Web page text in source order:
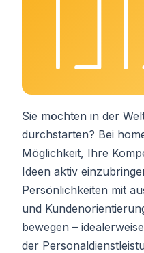
Sie möchten in der
durchstarten? Bei
Möglichkeit, Ihre
Ideen aktiv
Persönlichkeiten mit
und
bewegen –
der